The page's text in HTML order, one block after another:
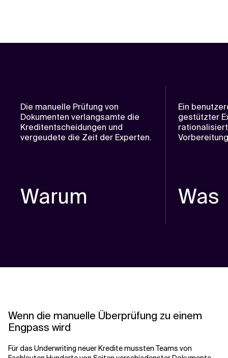
Die manuelle Prüfung von
Dokumenten verlangsamte die
Kreditentscheidungen und
vergeudete die Zeit der Experten.
Warum
Ein
gestützter
Was
Wenn die manuelle Überprüfung zu einem
Engpass wird
Für das Underwriting neuer Kredite mussten Teams von